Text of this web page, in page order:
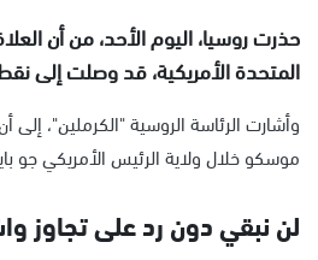
حذرت روسيا، اليوم الأحد، من أن
المتحدة الأمريكية، قد وصلت إلى
وأشارت الرئاسة الروسية "الكرملين"، إلى
موسكو خلال ولاية الرئيس الأمريكي جو
لن نبقي دون رد على تجاوز